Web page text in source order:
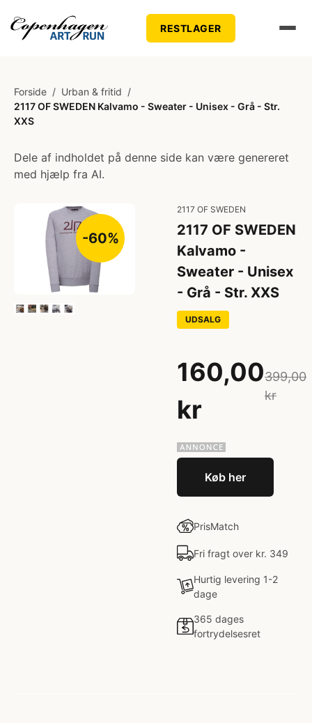
RESTLAGER
Forside / Urban & fritid /
2117 OF SWEDEN Kalvamo - Sweater - Unisex - Grå - Str.
XXS
Dele af indholdet på denne side kan være genereret
med hjælp fra AI.
-60%
2117 OF SWEDEN
2117 OF SWEDEN
Kalvamo -
Sweater - Unisex
- Grå - Str. XXS
UDSALG
160,00
kr
399,00
kr
Køb her
PrisMatch
Fri fragt over kr. 349
Hurtig levering 1-2
dage
365 dages
fortrydelsesret